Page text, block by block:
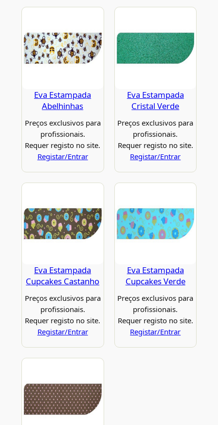
Eva Estampada
Abelhinhas
Preços exclusivos para
profissionais.
Requer registo no site.
Registar/Entrar
Eva Estampada
Cristal Verde
Preços exclusivos para
profissionais.
Requer registo no site.
Registar/Entrar
Eva Estampada
Cupcakes Castanho
Preços exclusivos para
profissionais.
Requer registo no site.
Registar/Entrar
Eva Estampada
Cupcakes Verde
Preços exclusivos para
profissionais.
Requer registo no site.
Registar/Entrar